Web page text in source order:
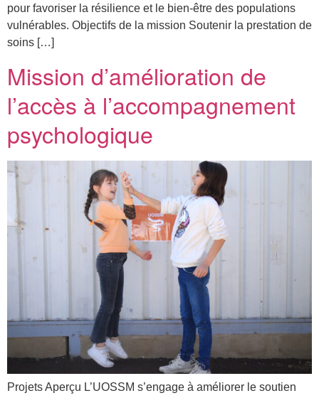
pour favoriser la résilience et le bien-être des populations
vulnérables. Objectifs de la mission Soutenir la prestation de
soins […]
Mission d’amélioration de
l’accès à l’accompagnement
psychologique
Projets Aperçu L’UOSSM s’engage à améliorer le soutien